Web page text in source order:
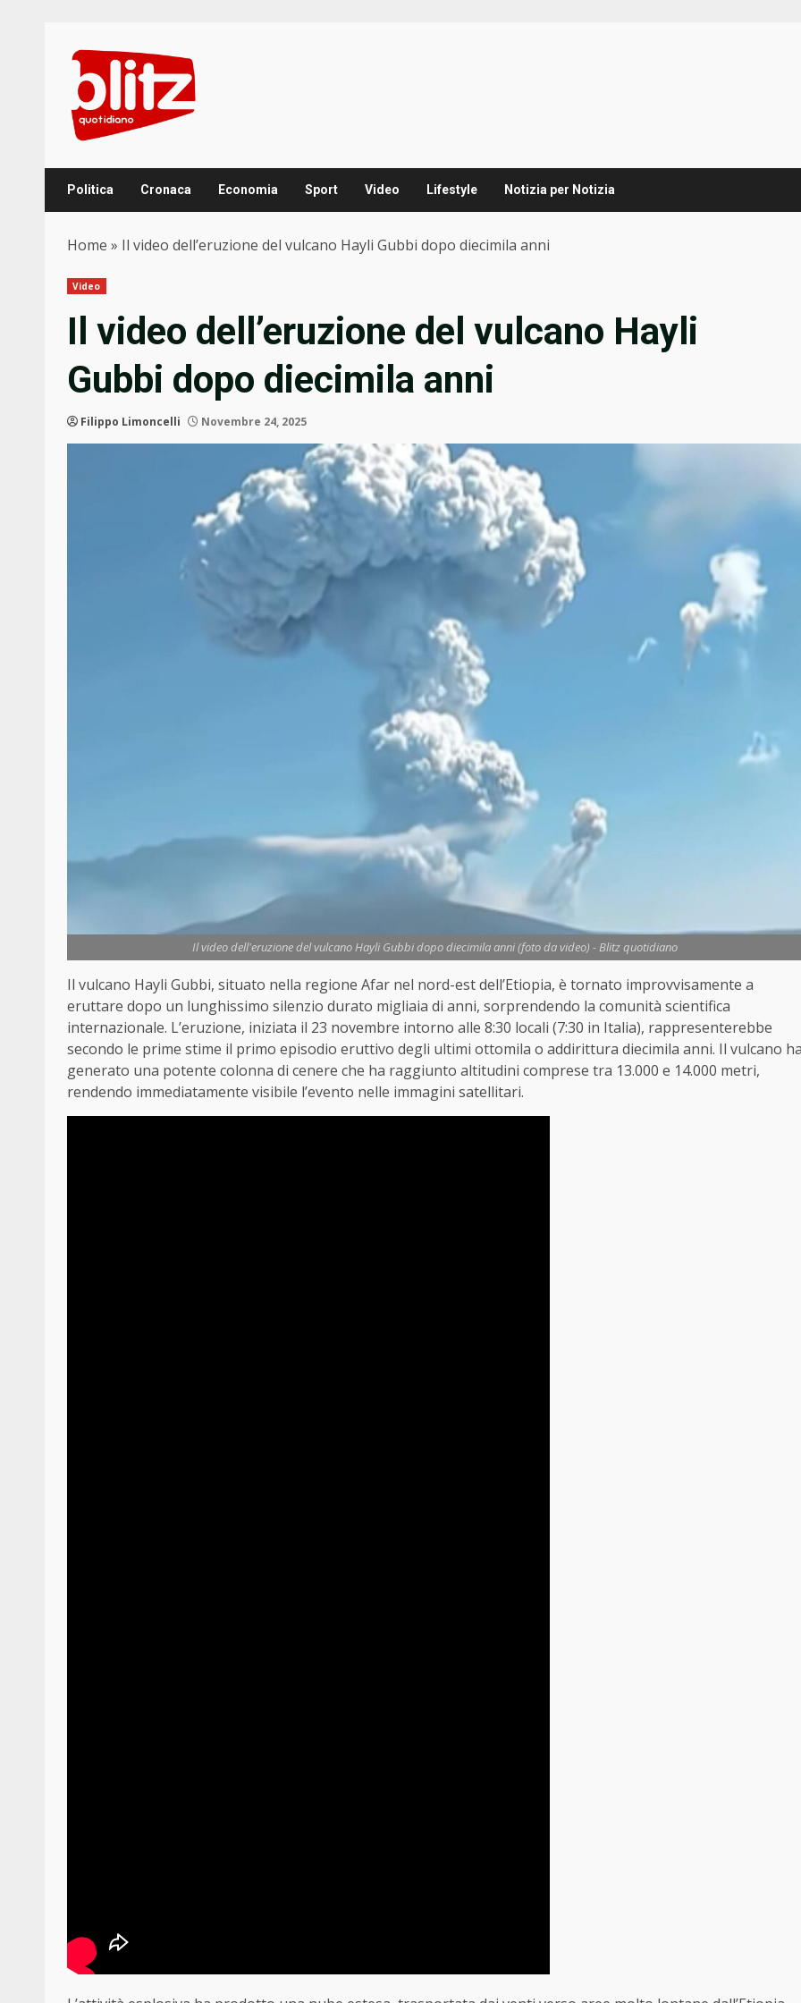
content
Politica Cronaca Economia Sport Video Lifestyle Notizia per Notizia
Home » Il video dell’eruzione del vulcano Hayli Gubbi dopo diecimila anni
Video
Il video dell’eruzione del vulcano Hayli
Gubbi dopo diecimila anni
Filippo Limoncelli Novembre 24, 2025
Il video dell'eruzione del vulcano Hayli Gubbi dopo diecimila anni (foto da video) - Blitz quotidiano
Il vulcano Hayli Gubbi, situato nella regione Afar nel nord-est dell’Etiopia, è tornato improvvisamente a
eruttare dopo un lunghissimo silenzio durato migliaia di anni, sorprendendo la comunità scientifica
internazionale. L’eruzione, iniziata il 23 novembre intorno alle 8:30 locali (7:30 in Italia), rappresenterebbe
secondo le prime stime il primo episodio eruttivo degli ultimi ottomila o addirittura diecimila anni. Il vulcano
generato una potente colonna di cenere che ha raggiunto altitudini comprese tra 13.000 e 14.000 metri,
rendendo immediatamente visibile l’evento nelle immagini satellitari.